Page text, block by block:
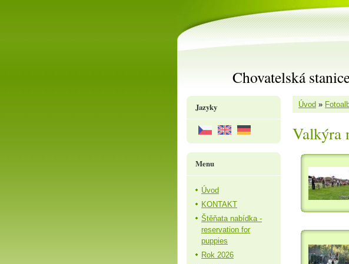
Chovatelská
Úvod »
Valkýra
Jazyky
Menu
Úvod
KONTAKT
Štěňata nabídka -
reservation for
puppies
Rok 2026